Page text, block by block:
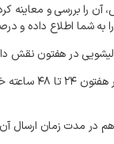
آن را بررسی و معاینه
را به شما اطلاع داده و
در هفتون نقش
هفتون ۲۴تا ۴۸ ساعته
هم در مدت زمان ارسال آن